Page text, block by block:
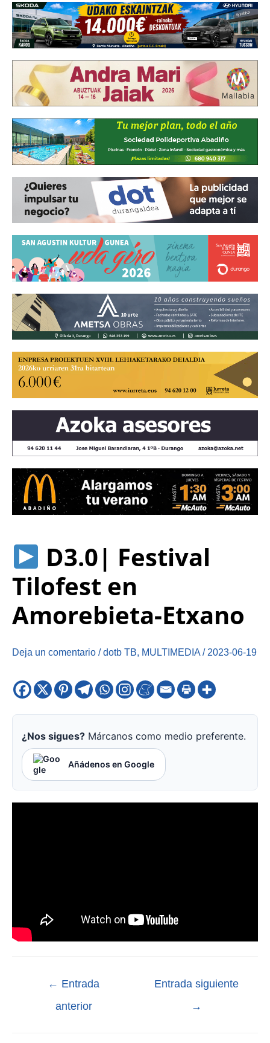
D3.0| Festival
Tilofest en
Amorebieta-Etxano
Deja un comentario /dotb TB, MULTIMEDIA / 2023-06-19
¿Nos sigues? Márcanos como medio preferente.
Añádenos en Google
← Entrada
anterior
Entrada siguiente
→